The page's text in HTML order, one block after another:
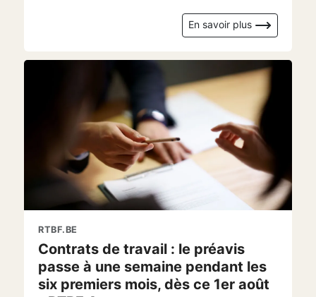
En savoir plus
RTBF.BE
Contrats de travail : le préavis
passe à une semaine pendant les
six premiers mois, dès ce 1er août